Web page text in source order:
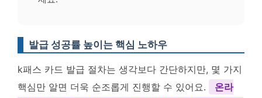
발급 성공률 높이는 핵심 노하우
k패스 카드 발급 절차는 생각보다 간단하지만, 몇 가지
핵심만 알면 더욱 순조롭게 진행할 수 있어요.
온라